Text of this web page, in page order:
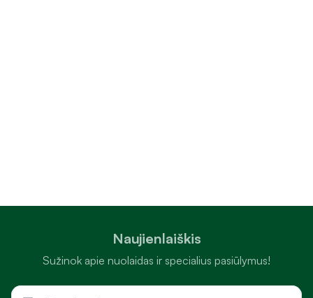
Naujienlaiškis
Sužinok apie nuolaidas ir specialius pasiūlymus!